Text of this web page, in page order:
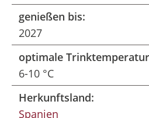
genießen bis:
2027
optimale
6-10 °C
Herkunftsland:
Spanien